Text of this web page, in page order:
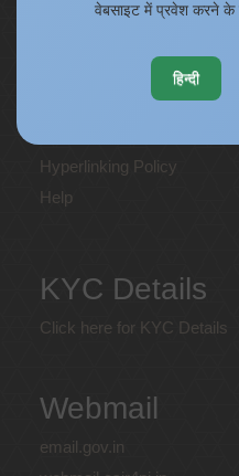
Copyright
Web Information Manager
Hyperlinking Policy
Help
KYC Details
Click here for KYC Details
Webmail
email.gov.in
वेबसाइट में प्रवेश करने के
हिन्दी